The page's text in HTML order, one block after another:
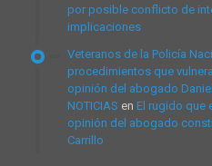
por posible conflicto de
implicaciones
Veteranos de la Policía
procedimientos que
opinión del abogado
NOTICIAS en El rugido que
opinión del abogado
Carrillo